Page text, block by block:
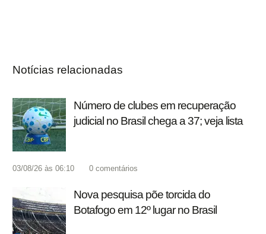
Notícias relacionadas
Número de clubes em recuperação
judicial no Brasil chega a 37; veja lista
03/08/26 às 06:10 0 comentários
Nova pesquisa põe torcida do
Botafogo em 12º lugar no Brasil